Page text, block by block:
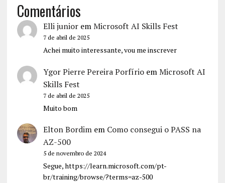
Comentários
Elli junioremMicrosoft AI Skills Fest
7 de abril de 2025
Achei muito interessante, vou me inscrever
Ygor Pierre Pereira PorfírioemMicrosoft AI
Skills Fest
7 de abril de 2025
Muito bom
Elton Bordimem Como consegui o PASS na
AZ-500
5 de novembro de 2024
Segue, https://learn.microsoft.com/pt-
br/training/browse/?terms=az-500